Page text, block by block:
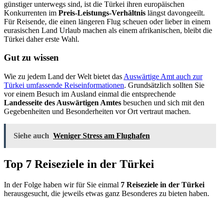
günstiger unterwegs sind, ist die Türkei ihren europäischen
Konkurrenten im Preis-Leistungs-Verhältnis längst davongeeilt.
Für Reisende, die einen längeren Flug scheuen oder lieber in einem
eurasischen Land Urlaub machen als einem afrikanischen, bleibt die
Türkei daher erste Wahl.
Gut zu wissen
Wie zu jedem Land der Welt bietet das Auswärtige Amt auch zur
Türkei umfassende Reiseinformationen. Grundsätzlich sollten Sie
vor einem Besuch im Ausland einmal die entsprechende
Landesseite des Auswärtigen Amtes besuchen und sich mit den
Gegebenheiten und Besonderheiten vor Ort vertraut machen.
Siehe auch Weniger Stress am Flughafen
Top 7 Reiseziele in der Türkei
In der Folge haben wir für Sie einmal 7 Reiseziele in der Türkei
herausgesucht, die jeweils etwas ganz Besonderes zu bieten haben.